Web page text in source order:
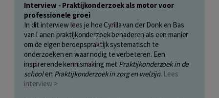
Interview - Praktijkonderzoek als motor voor
professionele groei
In dit interview lees je hoe Cyrilla van der Donk en Bas
van Lanen praktijkonderzoek benaderen als een manier
om de eigen beroepspraktijk systematisch te
onderzoeken en waar nodig te verbeteren. Een
inspirerende kennismaking met Praktijkonderzoek in de
schoolen Praktijkonderzoek in zorg en welzijn. Lees
interview >